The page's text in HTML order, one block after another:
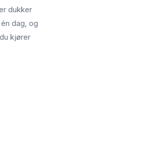
dukker
dag, og
kjører